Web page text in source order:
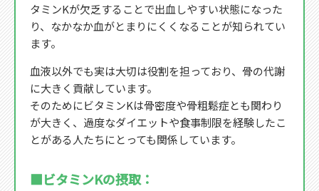
タミンKが欠乏することで出血しやすい状態になった
り、なかなか血がとまりにくくなることが知られてい
ます。
血液以外でも実は大切は役割を担っており、骨の代謝
に大きく貢献しています。
そのためにビタミンKは骨密度や骨粗鬆症とも関わり
が大きく、過度なダイエットや食事制限を経験したこ
とがある人たちにとっても関係しています。
■ビタミンKの摂取：